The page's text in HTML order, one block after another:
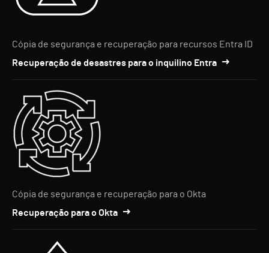
Cópia de segurança e recuperação para recursos Entra ID
Recuperação de desastres para o inquilino Entra
Cópia de segurança e recuperação para o Okta
Recuperação para o Okta